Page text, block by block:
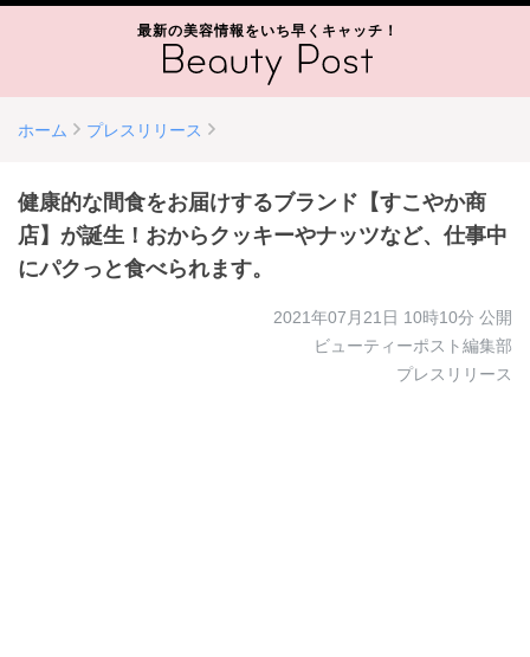
最新の美容情報をいち早くキャッチ！
ホーム プレスリリース
健康的な間食をお届けするブランド【すこやか商
店】が誕生！おからクッキーやナッツなど、仕事中
にパクっと食べられます。
2021年07月21日 10時10分 公開
ビューティーポスト編集部
プレスリリース